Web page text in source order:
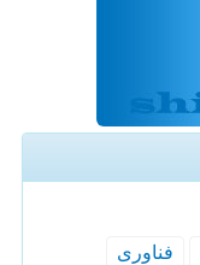
فناوری